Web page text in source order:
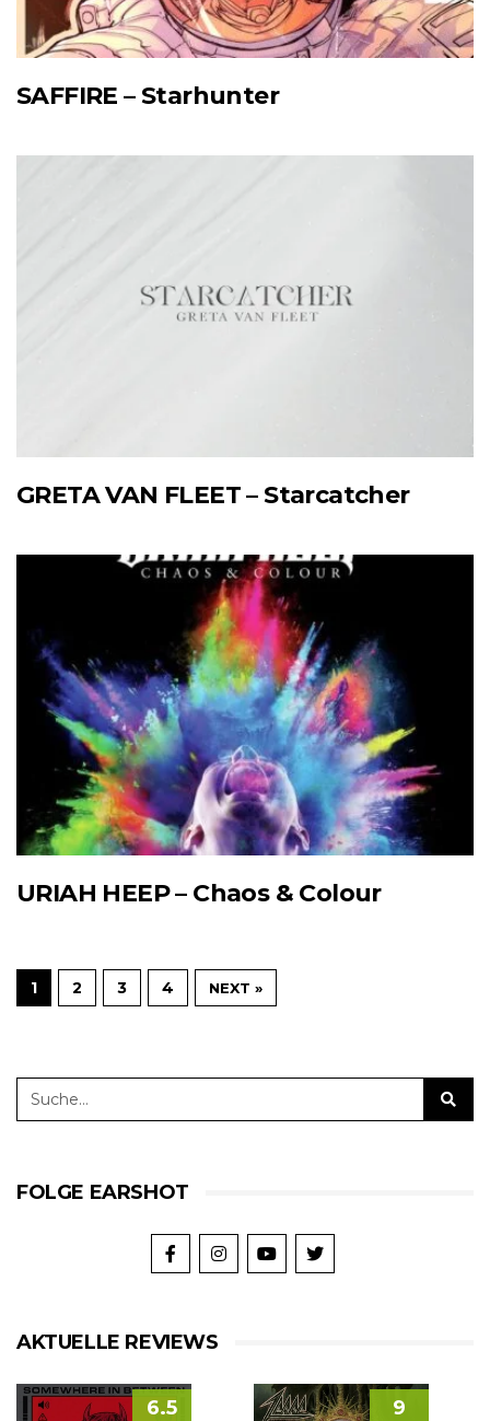
SAFFIRE – Starhunter
GRETA VAN FLEET – Starcatcher
URIAH HEEP – Chaos & Colour
1 2 3 4 NEXT »
FOLGE EARSHOT
AKTUELLE REVIEWS
6.5 9